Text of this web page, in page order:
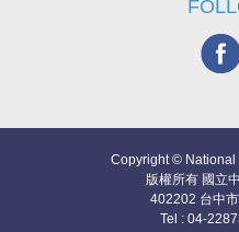
Copyright ©
版權所有 國立
402202 台中
Tel : 04-